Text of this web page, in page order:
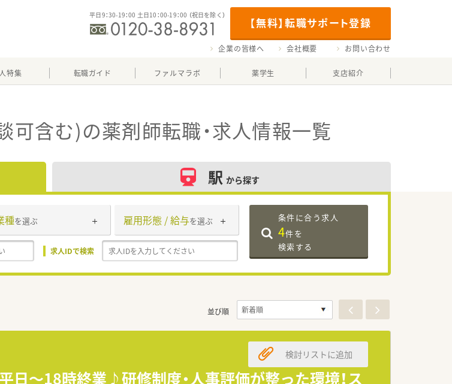
【無料】転職サポート登録
平日9：30-19：00 土日10：00-19：00 （祝日を除く）
企業の皆様へ 会社概要 お問い合わせ
特集 転職ガイド ファルマラボ 薬学生 支店紹介
可含む)の薬剤師転職・求人情報一覧
駅 から探す
種を選ぶ 雇用形態 / 給与を選ぶ
求人IDで検索
条件に合う求人
4件を
検索する
並び順
日～18時終業♪研修制度・人事評価が整った環境！ス
検討リストに追加